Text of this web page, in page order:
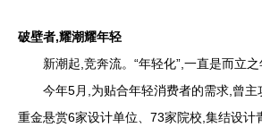
破壁者,耀潮耀年轻
新潮起,竞奔流。“年轻化”,一直是而立之
今年5月,为贴合年轻消费者的需求,曾主
重金悬赏6家设计单位、73家院校,集结设计